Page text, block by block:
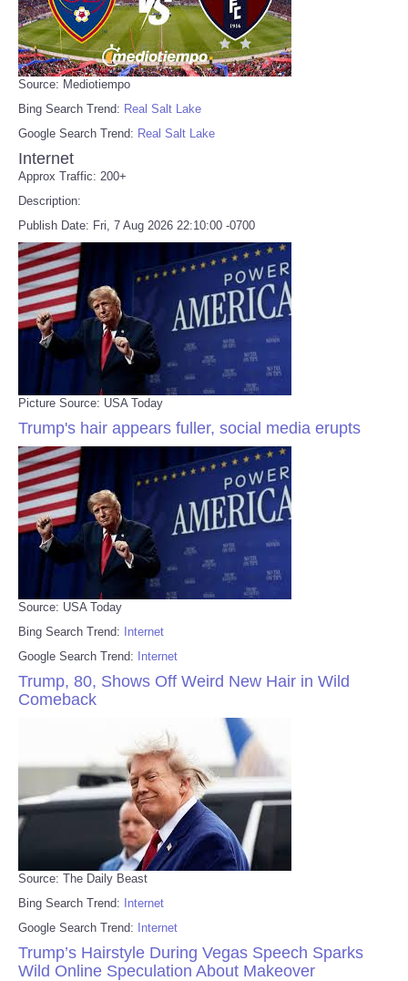
Source: Mediotiempo
Bing Search Trend: Real Salt Lake
Google Search Trend: Real Salt Lake
Internet
Approx Traffic: 200+
Description:
Publish Date: Fri, 7 Aug 2026 22:10:00 -0700
Picture Source: USA Today
Trump's hair appears fuller, social media erupts
Source: USA Today
Bing Search Trend: Internet
Google Search Trend: Internet
Trump, 80, Shows Off Weird New Hair in Wild
Comeback
Source: The Daily Beast
Bing Search Trend: Internet
Google Search Trend: Internet
Trump’s Hairstyle During Vegas Speech Sparks
Wild Online Speculation About Makeover